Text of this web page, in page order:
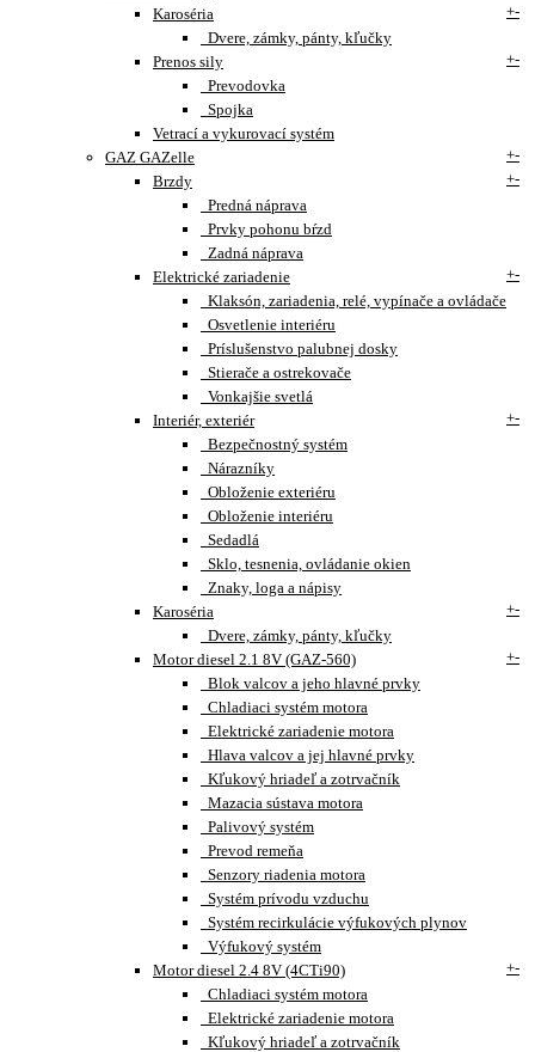
Karoséria
+-
Dvere, zámky, pánty, kľučky
Prenos sily
+-
Prevodovka
Spojka
Vetrací a vykurovací systém
GAZ GAZelle
+-
Brzdy
+-
Predná náprava
Prvky pohonu bŕzd
Zadná náprava
Elektrické zariadenie
+-
Klaksón, zariadenia, relé, vypínače a ovládače
Osvetlenie interiéru
Príslušenstvo palubnej dosky
Stierače a ostrekovače
Vonkajšie svetlá
Interiér, exteriér
+-
Bezpečnostný systém
Nárazníky
Obloženie exteriéru
Obloženie interiéru
Sedadlá
Sklo, tesnenia, ovládanie okien
Znaky, loga a nápisy
Karoséria
+-
Dvere, zámky, pánty, kľučky
Motor diesel 2.1 8V (GAZ-560)
+-
Blok valcov a jeho hlavné prvky
Chladiaci systém motora
Elektrické zariadenie motora
Hlava valcov a jej hlavné prvky
Kľukový hriadeľ a zotrvačník
Mazacia sústava motora
Palivový systém
Prevod remeňa
Senzory riadenia motora
Systém prívodu vzduchu
Systém recirkulácie výfukových plynov
Výfukový systém
Motor diesel 2.4 8V (4CTi90)
+-
Chladiaci systém motora
Elektrické zariadenie motora
Kľukový hriadeľ a zotrvačník